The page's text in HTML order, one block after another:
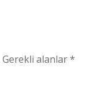
Gerekli alanlar*